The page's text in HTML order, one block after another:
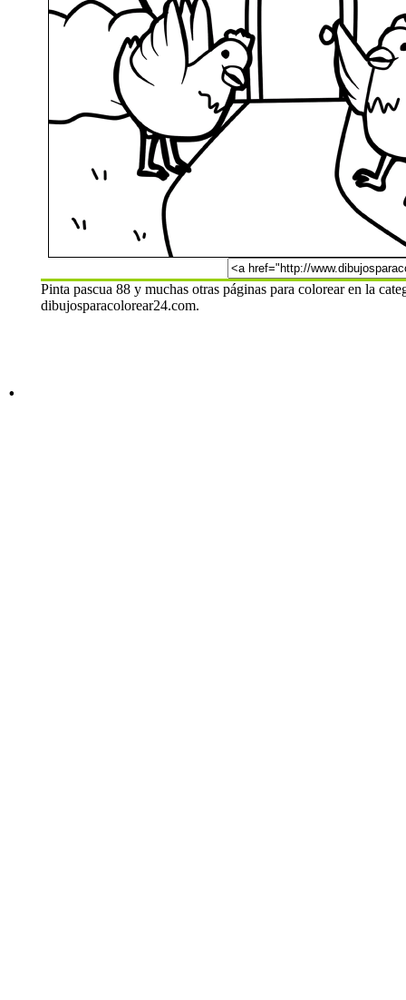
Pinta pascua 88 y muchas otras páginas para colorear en la
dibujosparacolorear24.com.
.